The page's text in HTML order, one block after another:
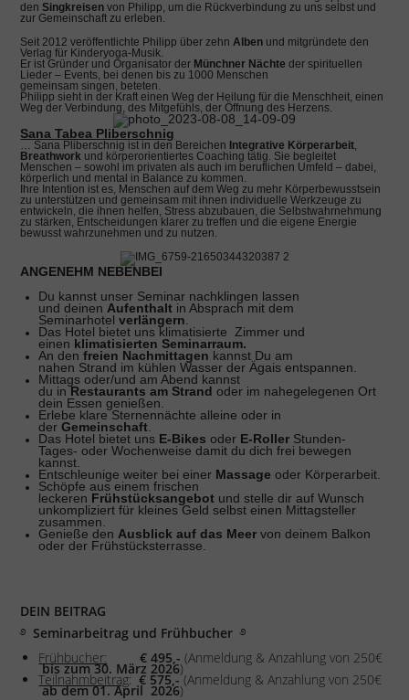
denSingkreisenvon Philipp, um die Rückverbindung zu uns selbst und
zur Gemeinschaft zu erleben.
Seit 2012 veröffentlichte Philipp über zehn Alben und mitgründete den
Verlag für Kinderyoga-Musik.
Er ist Gründer und Organisator der Münchner Nächte der spirituellen
Lieder – Events, bei denen bis zu 1000 Menschen
gemeinsam singen, beteten.
Philipp sieht in der Kraft einen Weg der Heilung für die Menschheit, einen
Weg der Verbindung, des Mitgefühls, der Öffnung des Herzens.
Sana Tabea Pliberschnig
… Sana Pliberschnig ist in den Bereichen Integrative Körperarbeit
Breathwork und körperorientiertes Coaching tätig. Sie begleitet
Menschen – sowohl im privaten als auch im beruflichen Umfeld – dabei,
körperlich und mental in Balance zu kommen.
Ihre Intention ist es, Menschen auf dem Weg zu mehr Körperbewusstsein
zu unterstützen und gemeinsam mit ihnen individuelle Werkzeuge zu
entwickeln, die ihnen helfen, Stress abzubauen, die Selbstwahrnehmung
zu stärken, Entscheidungen klarer zu treffen und die eigene Energie
bewusst wahrzunehmen und zu nutzen.
ANGENEHM NEBENBEI
Du kannst unser Seminar nachklingen lassen
unddeinen Aufenthalt in Absprach mit dem
Seminarhotelverlängern
Das Hotel bietet uns klimatisierte Zimmer und
einen klimatisierten Seminarraum.
An denfreien Nachmittagen kannst Du am
nahen Strand im kühlenWasser der Ägais entspannen.
Mittags oder/und am Abend kannst
du in Restaurants am Strand oder im nahegelegenen Ort
dein Essen genießen.
Erlebe klareSternennächte alleine oder in
derGemeinschaft
Das Hotel bietet uns E-Bikes oder E-Roller Stunden-
Tages- oder Wochenweise damit du dich frei bewegen
kannst.
Entschleunige weiter bei einer Massage oder Körperarbeit
Schöpfe aus einem frischen
leckeren Frühstücksangebot und stelle dir auf Wunsch
unkompliziert für kleines Geld selbst einen Mittagsteller
zusammen.
Genieße den Ausblick auf das Meer von deinem Balkon
oder der Frühstücksterrasse.
DEIN BEITRAG
࿔ Seminarbeitrag und Frühbucher࿔
Frühbucher:
€ 495,- (Anmeldung & Anzahlung von 250€
bis zum 30. März 2026)
Teilnahmbeitrag:€ 575,-(Anmeldung & Anzahlung von 250€
ab dem 01. April 2026)